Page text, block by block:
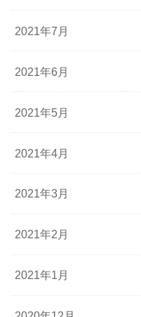
2021年7月
2021年6月
2021年5月
2021年4月
2021年3月
2021年2月
2021年1月